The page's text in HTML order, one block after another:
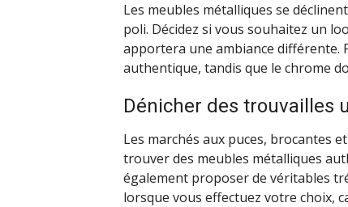
Les meubles métalliques se
poli. Décidez si vous souhaitez un
apportera une ambiance différente.
authentique, tandis que le chrome
Dénicher des trouvailles
Les marchés aux puces, brocantes
trouver des meubles métalliques
également proposer de véritables
lorsque vous effectuez votre choix,